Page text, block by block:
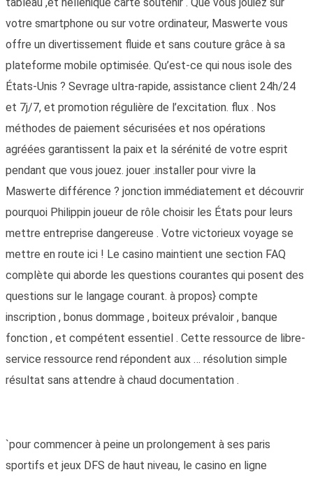
votre smartphone ou sur votre ordinateur, Maswerte vous
offre un divertissement fluide et sans couture grâce à sa
plateforme mobile optimisée. Qu’est-ce qui nous isole des
États-Unis ? Sevrage ultra-rapide, assistance client 24h/24
et 7j/7, et promotion régulière de l’excitation. flux . Nos
méthodes de paiement sécurisées et nos opérations
agréées garantissent la paix et la sérénité de votre esprit
pendant que vous jouez. jouer .installer pour vivre la
Maswerte différence ? jonction immédiatement et découvrir
pourquoi Philippin joueur de rôle choisir les États pour leurs
mettre entreprise dangereuse . Votre victorieux voyage se
mettre en route ici ! Le casino maintient une section FAQ
complète qui aborde les questions courantes qui posent des
questions sur le langage courant. à propos} compte
inscription , bonus dommage , boiteux prévaloir , banque
fonction , et compétent essentiel . Cette ressource de libre-
service ressource rend répondent aux … résolution simple
résultat sans attendre à chaud documentation .
`pour commencer à peine un prolongement à ses paris
sportifs et jeux DFS de haut niveau, le casino en ligne